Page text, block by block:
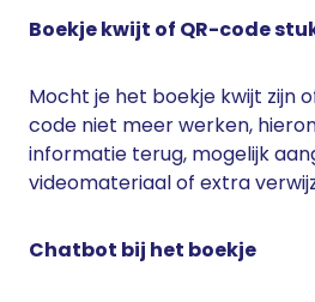
Boekje kwijt of QR-code
Mocht je het boekje kwijt zijn
code niet meer werken,
informatie terug, mogelijk
videomateriaal of extra
Chatbot bij het boekje